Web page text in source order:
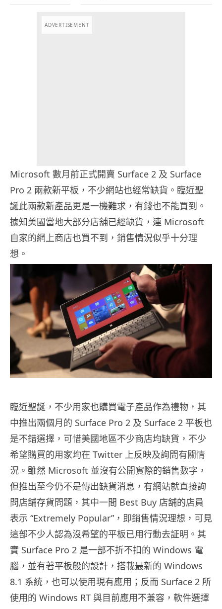
ADVERTISEMENT
Microsoft 數月前正式開賣 Surface 2 及 Surface
Pro 2 兩款新平板，不少網站也經常缺貨。臨近聖
誕此兩款新產品更是一機難求，有錢也不能買到。
據知美國當地大部分店舖已經缺貨，連 Microsoft
自家的網上商店也買不到，銷售情況似乎十分理
想。
臨近聖誕，不少用家也購買電子產品作為禮物，其
中推出兩個月的 Surface Pro 2 及 Surface 2 平板也
是不錯選擇，可惜美國地區不少商店均缺貨，不少
希望購買的用家均在 Twitter 上反映及詢問有關情
況。雖然 Microsoft 並沒有公開實際的銷售數字，
但推出至今仍不是傳出缺貨消息，有網站就直接詢
問店舖存貨問題，其中一間 Best Buy 店舖的店員
表示 “Extremely Popular”，即銷售情況理想，可見
這部不少人認為沒希望的平板已用行動去証明。其
實 Surface Pro 2 是一部不折不扣的 Windows 電
腦，並有著平板般的設計，搭載最新的 Windows
8.1 系統，也可以使用現有應用；反而 Surface 2 所
使用的 Windows RT 與目前應用不兼容，軟件選擇